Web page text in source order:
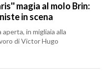
magia al molo Brin:
in scena
in migliaia alla
di Victor Hugo